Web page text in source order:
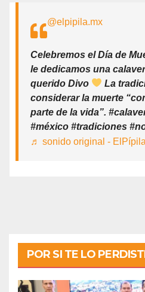
@elpipila.mx
Celebremos el Día de
le dedicamos una
querido Divo
La
considerar la muerte
parte de la vida”.
#méxico #tradiciones
♬ sonido original -
POR SI TE LO